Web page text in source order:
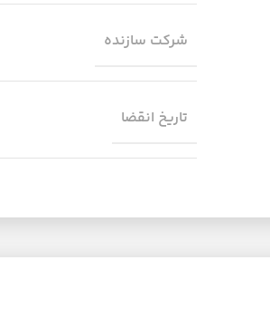
شرکت سازنده
تاریخ انقضا